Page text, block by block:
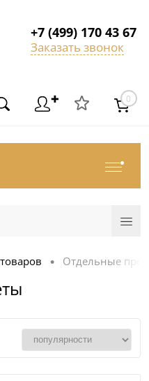
+7 (499) 170 43 67
Заказать звонок
✚ 0
• Отдельные